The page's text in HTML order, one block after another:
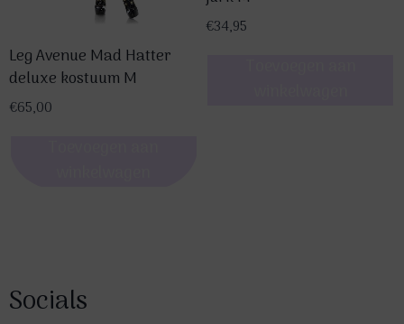
Leg Avenue Mad Hatter
deluxe kostuum M
€65,00
€34,95
Socials